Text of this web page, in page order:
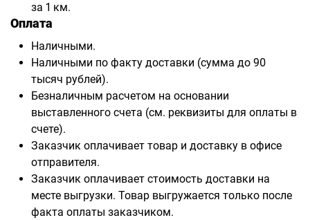
за 1 км.
Оплата
Наличными.
Наличными по факту доставки (сумма до 90
тысяч рублей).
Безналичным расчетом на основании
выставленного счета (см. реквизиты для оплаты в
счете).
Заказчик оплачивает товар и доставку в офисе
отправителя.
Заказчик оплачивает стоимость доставки на
месте выгрузки. Товар выгружается только после
факта оплаты заказчиком.
1750 1800 2000 2250